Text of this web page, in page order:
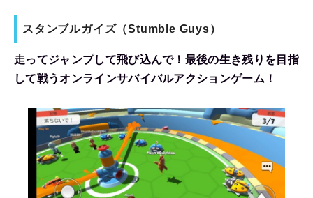
スタンブルガイズ（Stumble Guys）
走ってジャンプして飛び込んで！最後の生き残りを目指
して戦うオンラインサバイバルアクションゲーム！